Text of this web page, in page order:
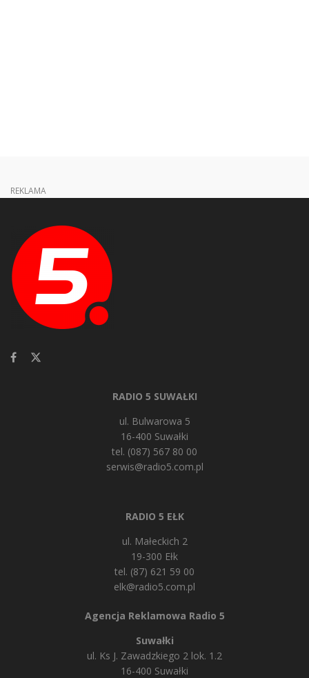
REKLAMA
RADIO 5 SUWAŁKI
ul. Bulwarowa 5
16-400 Suwałki
tel. (087) 567 80 00
serwis@radio5.com.pl
RADIO 5 EŁK
ul. Małeckich 2
19-300 Ełk
tel. (87) 621 59 00
elk@radio5.com.pl
Agencja Reklamowa Radio 5
Suwałki
ul. Ks J. Zawadzkiego 2 lok. 1.2
16-400 Suwałki